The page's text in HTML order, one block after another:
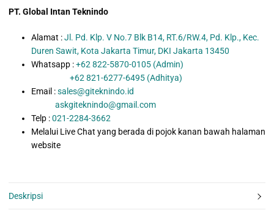
PT. Global Intan Teknindo
Alamat :Jl. Pd. Klp. V No.7 Blk B14, RT.6/RW.4, Pd. Klp., Kec.
Duren Sawit, Kota Jakarta Timur, DKI Jakarta 13450
Whatsapp :+62 822-5870-0105 (Admin)
+62 821-6277-6495 (Adhitya)
Email :sales@giteknindo.id
askgiteknindo@gmail.com
Telp :021-2284-3662
Melalui Live Chat yang berada di pojok kanan bawah halaman
website
Deskripsi